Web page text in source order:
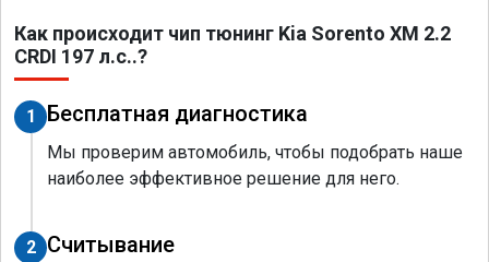
Как происходит чип тюнинг Kia Sorento XM 2.2
CRDI 197 л.с..?
1 Бесплатная диагностика
Мы проверим автомобиль, чтобы подобрать наше
наиболее эффективное решение для него.
2 Считывание